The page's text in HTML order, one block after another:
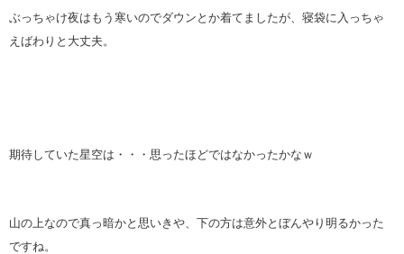
ぶっちゃけ夜はもう寒いのでダウンとか着てましたが、寝袋に入っちゃ
えばわりと大丈夫。
期待していた星空は・・・思ったほどではなかったかなｗ
山の上なので真っ暗かと思いきや、下の方は意外とぼんやり明るかった
ですね。